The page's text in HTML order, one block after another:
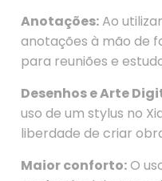
Anotações:Ao
anotações à mão de
para reuniões e
Desenhos e Arte
uso de um stylus no
liberdade de criar
Maior conforto:O